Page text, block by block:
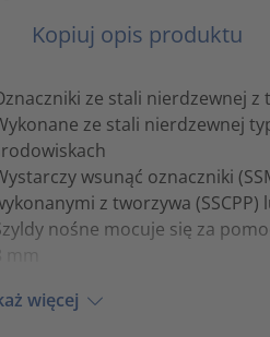
Kopiuj opis produktu
ze stali nierdzewnej
ze stali nierdzewnej
wsunąć oznaczniki
z tworzywa
nośne mocuje się za
mm
więcej